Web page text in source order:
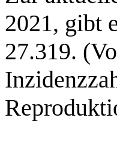
2021, gibt
27.319.